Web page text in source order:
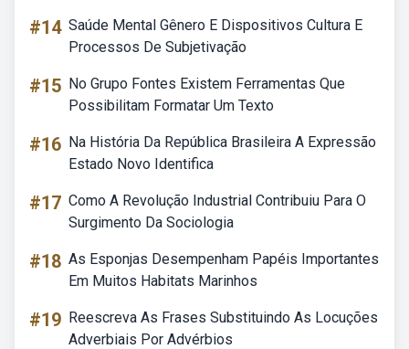
#14 Saúde Mental Gênero E Dispositivos Cultura E
Processos De Subjetivação
#15 No Grupo Fontes Existem Ferramentas Que
Possibilitam Formatar Um Texto
#16 Na História Da República Brasileira A Expressão
Estado Novo Identifica
#17 Como A Revolução Industrial Contribuiu Para O
Surgimento Da Sociologia
#18 As Esponjas Desempenham Papéis Importantes
Em Muitos Habitats Marinhos
#19 Reescreva As Frases Substituindo As Locuções
Adverbiais Por Advérbios